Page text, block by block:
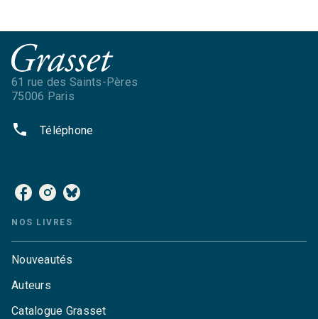
61 rue des Saints-Pères
75006 Paris
phone Téléphone
NOS LIVRES
Nouveautés
Auteurs
Catalogue Grasset